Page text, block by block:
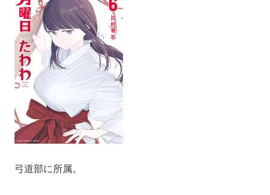
弓道部に所属。